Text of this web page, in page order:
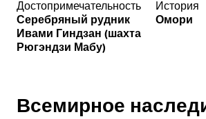
Достопримечательность
Серебряный рудник
Ивами Гиндзан (шахта
Рюгэндзи Мабу)
История
Омори
Всемирное